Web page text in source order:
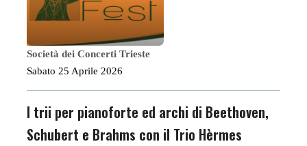
Società dei Concerti Trieste
Sabato 25 Aprile 2026
I trii per pianoforte ed archi di Beethoven,
Schubert e Brahms con il Trio Hèrmes